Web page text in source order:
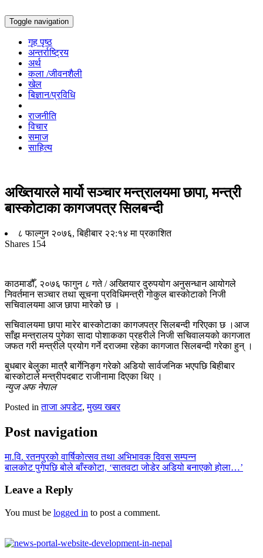
Toggle navigation
गृह पृष्ठ
अन्तर्राष्ट्रिय
अर्थ
कला /जीवनशैली
खेल
बिज्ञान/प्रविधि
राजनीति
विचार
समाज
साहित्य
अख्तियारले मार्यो सञ्चार मन्त्रालयमा छापा, मन्त्री
बास्कोटाका कागजपत्र सिलबन्दी
८ फाल्गुन २०७६, बिहीबार २२:१४ मा प्रकाशित
Shares 154
काठमाडौँ, २०७६ फागुन ८ गते / अख्तियार दुरुपयोग अनुसन्धान आयोगले
निवर्तमान सञ्चार तथा सूचना प्रविधिमन्त्री गोकुल बास्कोटाको निजी
सचिवालयमा आज छापा मारेको छ ।
सचिवालयमा छापा मारेर बास्कोटाका कागजपत्र सिलबन्दी गरिएका छ ।आज
साँझ मन्त्रालय पुगेका सादा पोशाकका प्रहरीले निजी सचिवालयको कागजात
जफत गरी मन्त्रीले प्रयोग गर्ने दराजमा रहेका कागजात सिलबन्दी गरेका हुन् ।
बुधबार बेलुका मात्रै बार्गेनिङ्ग गरेको अडियो सार्वजनिक भएपछि बिहीबार
बास्कोटाले मन्त्रीपदबाट राजीनामा दिएका थिए ।
न्युज अफ नेपाल
Posted inताजा अपडेट,मुख्य खबर
Post navigation
मा.वि. रतनपुरको वार्षिकोत्सव तथा अभिभावक दिवस सम्पन्न
बालकोट पुगेपछि बोले बाँस्कोटा, ‘सातवटा जोडेर अडियो बनाएको होला…’
Leave a Reply
You must be logged in to post a comment.